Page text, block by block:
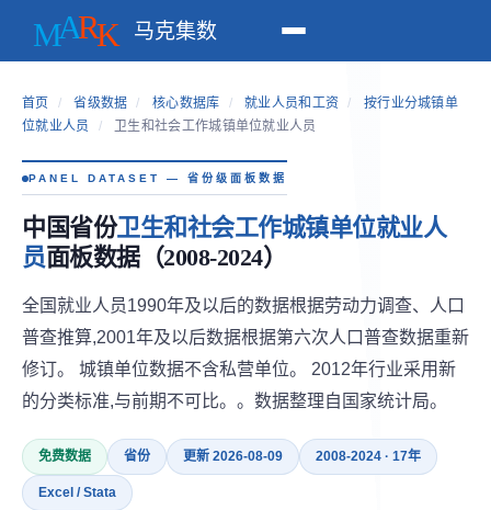
马克集数
首页 / 省级数据 / 核心数据库 / 就业人员和工资 /
按行业分城镇单
位就业人员
/ 卫生和社会工作城镇单位就业人员
PANEL DATASET — 省份级面板数据
中国省份卫生和社会工作城镇单位就业人
员面板数据（2008-2024）
全国就业人员1990年及以后的数据根据劳动力调查、人口
普查推算,2001年及以后数据根据第六次人口普查数据重新
修订。 城镇单位数据不含私营单位。 2012年行业采用新
的分类标准,与前期不可比。。数据整理自国家统计局。
免费数据 省份 更新 2026-08-09 2008-2024 · 17年
Excel / Stata